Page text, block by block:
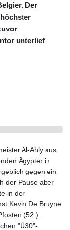
Der
unterlief
Al-Ahly aus
Ägypter in
gegen ein
der Pause aber
in der
Kevin De Bruyne
(52.).
"Ü30"-